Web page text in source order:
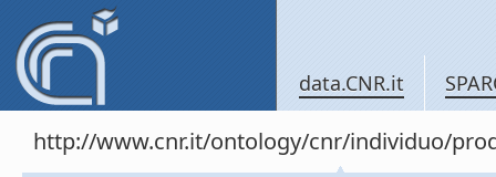
data.CNR.it
http://www.cnr.it/ontology/cnr/individuo/